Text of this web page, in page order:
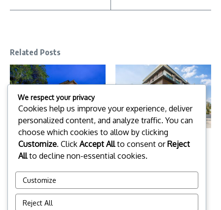
Related Posts
โรงแรมโนโวเทล ระยอง ริมเพ
รีสอร์ท (Novotel Rayong Rim Pae
Resort)
ดิ เอนโคนี (The Encony) ระยอง
5 มิถุนายน 2026
We respect your privacy
Cookies help us improve your experience, deliver
personalized content, and analyze traffic. You can
choose which cookies to allow by clicking
Customize. Click Accept Allto consent orReject
Allto decline non-essential cookies.
Customize
Reject All